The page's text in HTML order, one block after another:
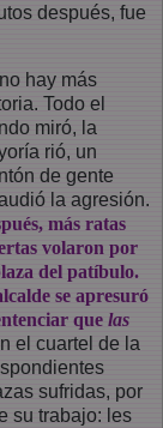
después, fue
hay más
Todo el
miró, la
rió, un
de gente
la agresión.
más ratas
volaron por
del patíbulo.
se apresuró
que las
el cuartel de la
sufridas, por
su trabajo: les